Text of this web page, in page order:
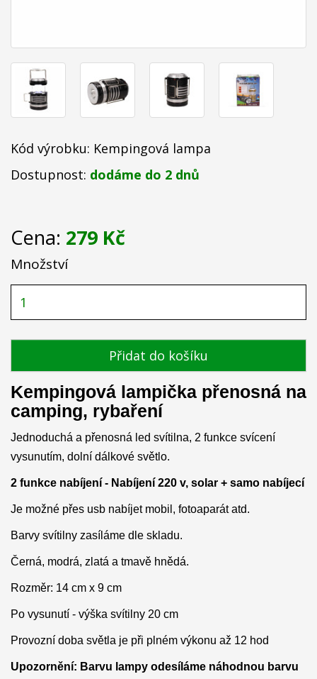
Kód výrobku: Kempingová lampa
Dostupnost: dodáme do 2 dnů
Cena: 279 Kč
Množství
Přidat do košíku
Kempingová lampička přenosná na
camping, rybaření
Jednoduchá a přenosná led svítilna, 2 funkce svícení
vysunutím, dolní dálkové světlo.
2 funkce nabíjení - Nabíjení 220 v, solar + samo nabíjecí
Je možné přes usb nabíjet mobil, fotoaparát atd.
Barvy svítilny zasíláme dle skladu.
Černá, modrá, zlatá a tmavě hnědá.
Rozměr: 14 cm x 9 cm
Po vysunutí - výška svítilny 20 cm
Provozní doba světla je při plném výkonu až 12 hod
Upozornění: Barvu lampy odesíláme náhodnou barvu